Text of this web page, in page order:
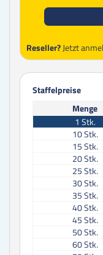
Reseller?Jetzt
Staffelpreise
Menge
1 Stk.
10Stk.
15Stk.
20Stk.
25Stk.
30Stk.
35Stk.
40Stk.
45Stk.
50Stk.
60Stk.